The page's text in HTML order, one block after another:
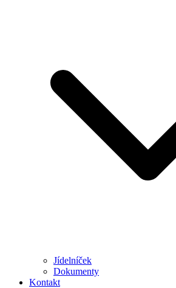
Jídelníček
Dokumenty
Kontakt